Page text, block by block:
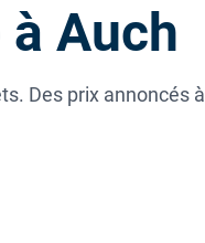
Auch
Des prix annoncés à